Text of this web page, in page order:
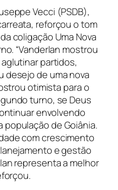
Vecci (PSDB),
reforçou o tom
coligação Uma Nova
“Vanderlan mostrou
partidos,
desejo de uma nova
otimista para o
turno, se Deus
envolvendo
de Goiânia.
com crescimento
e gestão
representa a melhor